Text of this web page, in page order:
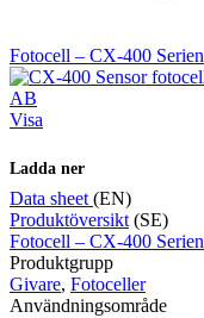
Fotocell – CX-400 Serien
Visa
Ladda ner
Data sheet (EN)
Produktöversikt (SE)
Fotocell – CX-400 Serien
Produktgrupp
Givare, Fotoceller
Användningsområde